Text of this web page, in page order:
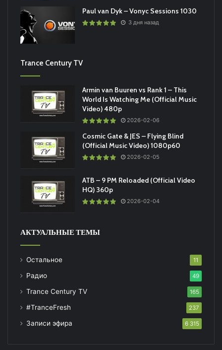
Paul van Dyk – Vonyc Sessions 1030
3 дня назад
Trance Century TV
Armin van Buuren vs Rank 1 – This
World Is Watching Me (Official Music
Video) 480p
2026-02-06
Cosmic Gate & JES – Flying Blind
(Official Music Video) 1080p60
2026-02-05
ATB – 9 PM Reloaded (Official Video
HQ) 360p
2026-02-04
АКТУАЛЬНЫЕ ТЕМЫ
Остальное 11
Радио 49
Trance Century TV 165
#TranceFresh 237
Записи эфира 6 315